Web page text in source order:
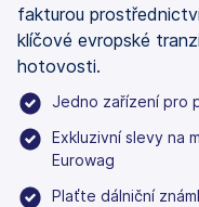
fakturou
klíčové evropské
hotovosti.
Jedno zařízení pro
Exkluzivní slevy na
Eurowag
Plaťte dálniční